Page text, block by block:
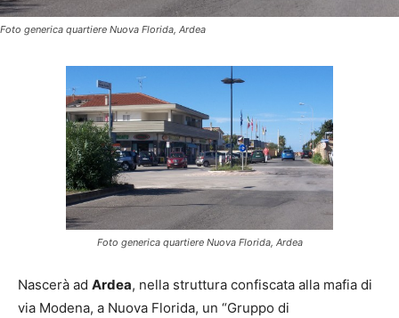
Foto generica quartiere Nuova Florida, Ardea
Foto generica quartiere Nuova Florida, Ardea
Nascerà ad Ardea, nella struttura confiscata alla mafia di
via Modena, a Nuova Florida, un “Gruppo di